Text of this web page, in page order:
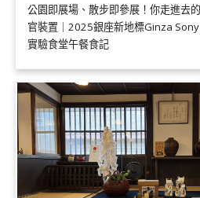
公園即展場、散步即參展！你走進去
官裝置｜2025銀座新地標Ginza
實驗食堂午餐食記